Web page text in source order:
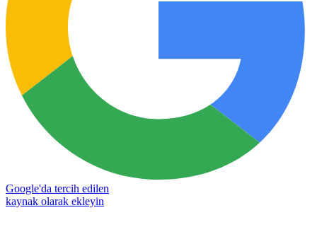
Google'da tercih edilen
kaynak olarak ekleyin